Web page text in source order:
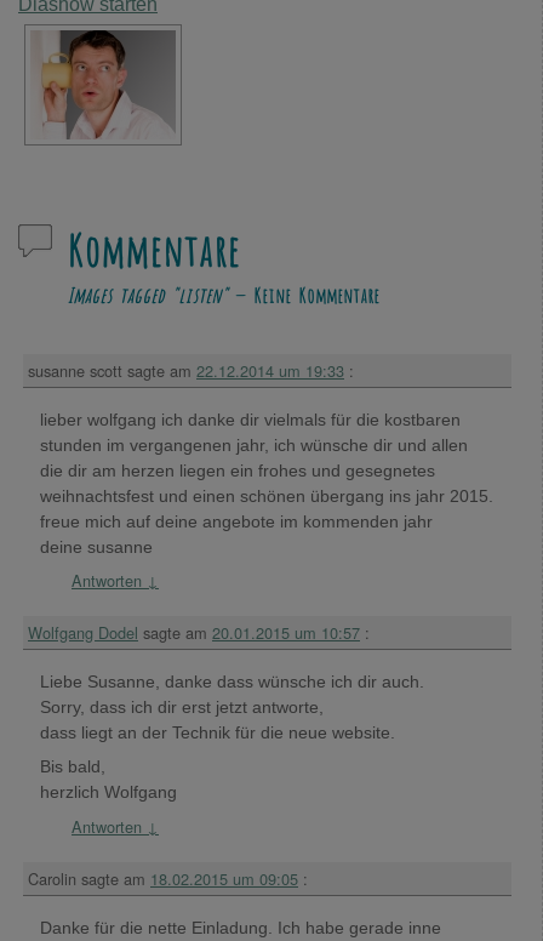
Diashow starten
Kommentare
Images tagged "listen"— Keine Kommentare
susanne scott sagte am 22.12.2014 um 19:33 :
lieber wolfgang ich danke dir vielmals für die kostbaren
stunden im vergangenen jahr, ich wünsche dir und allen
die dir am herzen liegen ein frohes und gesegnetes
weihnachtsfest und einen schönen übergang ins jahr 2015.
freue mich auf deine angebote im kommenden jahr
deine susanne
Antworten ↓
Wolfgang Dodel sagte am 20.01.2015 um 10:57 :
Liebe Susanne, danke dass wünsche ich dir auch.
Sorry, dass ich dir erst jetzt antworte,
dass liegt an der Technik für die neue website.
Bis bald,
herzlich Wolfgang
Antworten ↓
Carolin sagte am 18.02.2015 um 09:05 :
Danke für die nette Einladung. Ich habe gerade inne